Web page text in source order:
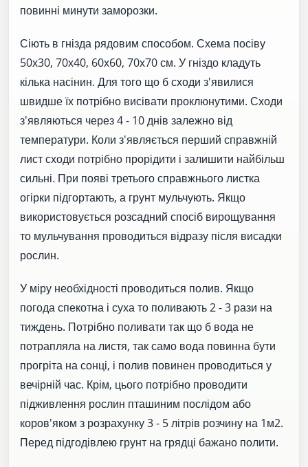
повинні минути заморозки.
Сіють в гнізда рядовим способом. Схема посіву
50х30, 70х40, 60х60, 70х70 см. У гніздо кладуть
кілька насінин. Для того що б сходи з'явилися
швидше їх потрібно висівати проклюнутими. Сходи
з'являються через 4 - 10 днів залежно від
температури. Коли з'являється перший справжній
лист сходи потрібно прорідити і залишити найбільш
сильні. При появі третього справжнього листка
огірки підгортають, а грунт мульчують. Якщо
використовується розсадний спосіб вирощування
то мульчування проводиться відразу після висадки
рослин.
У міру необхідності проводиться полив. Якщо
погода спекотна і суха то поливають 2 - 3 рази на
тиждень. Потрібно поливати так що б вода не
потрапляла на листя, так само вода повинна бути
прогріта на сонці, і полив повинен проводиться у
вечірній час. Крім, цього потрібно проводити
підживлення рослин пташиним послідом або
коров'яком з розрахунку 3 - 5 літрів розчину на 1м2.
Перед підгодівлею грунт на грядці бажано полити.